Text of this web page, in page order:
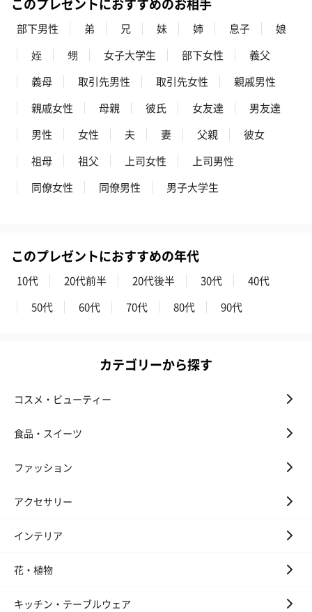
フラワーテディベア
（2,390円）
テディベア（バニラ）
（1,760円）
テディベア（
ル）（1,760円
紅茶・コーヒー・スイーツ
紅茶・コーヒー・スイーツを同梱してお届けいたします。ギフト
への＋αにおすすめです。
スイーツを同梱してお届けいたします。ギフトへの＋αにおすすめ
部下男性 弟 兄 妹 姉 息子
娘
姪
甥 女子大学生 部下女性
義父
義母
取引先男性 取引先女性
親戚男性
親戚女性
母親 彼氏 女友達
男友達
男性
女性 夫 妻 父親
彼女
祖母
祖父 上司女性
上司男性
同僚女性
同僚男性 男子大学生
このプレゼントにおすすめの年代
10代 20代前半 20代後半 30代
40代
50代
60代 70代 80代 90代
カテゴリーから探す
コスメ・ビューティー
食品・スイーツ
ファッション
アクセサリー
インテリア
花・植物
キッチン・テーブルウェア